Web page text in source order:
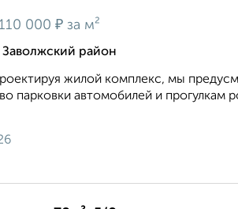
110 000 ₽ за м²
район
жилой комплекс, мы
парковки автомобилей и